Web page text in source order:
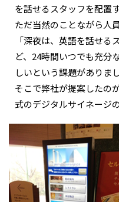
を話せるスタッフを配置
ただ当然のことながら人
「深夜は、英語を話せ
ど、24時間いつでも充分
しいという課題がありまし
そこで弊社が提案したの
式のデジタルサイネージ